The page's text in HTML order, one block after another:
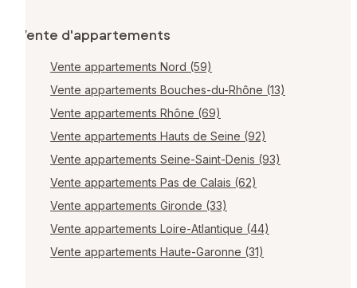
Vente d'appartements
Vente appartements Nord (59)
Vente appartements Bouches-du-Rhône (13)
Vente appartements Rhône (69)
Vente appartements Hauts de Seine (92)
Vente appartements Seine-Saint-Denis (93)
Vente appartements Pas de Calais (62)
Vente appartements Gironde (33)
Vente appartements Loire-Atlantique (44)
Vente appartements Haute-Garonne (31)